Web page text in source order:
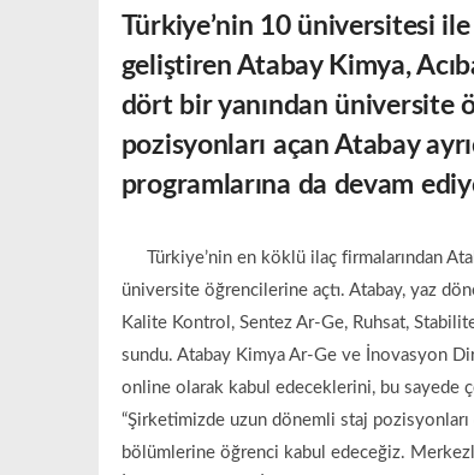
Türkiye’nin 10 üniversitesi
geliştiren Atabay Kimya,
dört bir yanından üniversite
pozisyonları açan Atabay
programlarına da devam
Türkiye’nin en köklü ilaç firmalarından
üniversite öğrencilerine açtı. Atabay, yaz
Kalite Kontrol, Sentez Ar-Ge, Ruhsat,
sundu. Atabay Kimya Ar-Ge ve İnovasyon
online olarak kabul edeceklerini, bu sayede
“Şirketimizde uzun dönemli staj
bölümlerine öğrenci kabul edeceğiz.